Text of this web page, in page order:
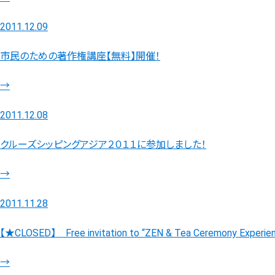
2011.12.09
市民のための著作権講座【無料】開催！
→
2011.12.08
クルーズシッピングアジア２０１１に参加しました！
→
2011.11.28
【★CLOSED】 Free invitation to “ZEN & Tea Ceremony
→